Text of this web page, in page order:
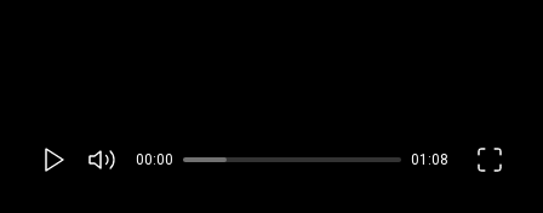
00:00 01:08